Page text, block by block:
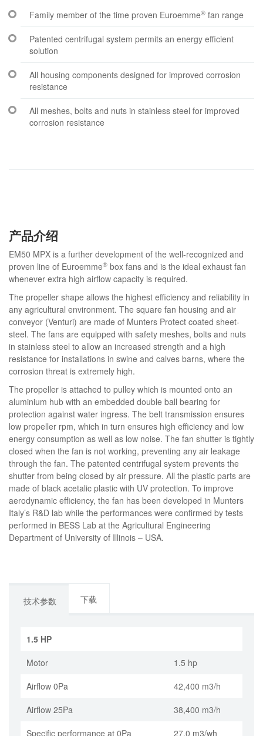
Family member of the time proven Euroemme® fan range
Patented centrifugal system permits an energy efficient
solution
All housing components designed for improved corrosion
resistance
All meshes, bolts and nuts in stainless steel for improved
corrosion resistance
产品介绍
EM50 MPX is a further development of the well-recognized and
proven line of Euroemme® box fans and is the ideal exhaust fan
whenever extra high airflow capacity is required.
The propeller shape allows the highest efficiency and reliability in
any agricultural environment. The square fan housing and air
conveyor (Venturi) are made of Munters Protect coated sheet-
steel. The fans are equipped with safety meshes, bolts and nuts
in stainless steel to allow an increased strength and a high
resistance for installations in swine and calves barns, where the
corrosion threat is extremely high.
The propeller is attached to pulley which is mounted onto an
aluminium hub with an embedded double ball bearing for
protection against water ingress. The belt transmission ensures
low propeller rpm, which in turn ensures high efficiency and low
energy consumption as well as low noise. The fan shutter is tightly
closed when the fan is not working, preventing any air leakage
through the fan. The patented centrifugal system prevents the
shutter from being closed by air pressure. All the plastic parts are
made of black acetalic plastic with UV protection. To improve
aerodynamic efficiency, the fan has been developed in Munters
Italy’s R&D lab while the performances were confirmed by tests
performed in BESS Lab at the Agricultural Engineering
Department of University of Illinois – USA.
技术参数 下载
1.5 HP
Motor
1.5 hp
Airflow 0Pa
42,400 m3/h
Airflow 25Pa
38,400 m3/h
Specific performance at 0Pa
27.0 m3/wh